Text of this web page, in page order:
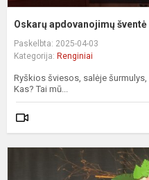
Oskarų apdovanojimų šventė
Paskelbta: 2025-04-03
Kategorija: Renginiai
Ryškios šviesos, salėje
Kas? Tai mū...